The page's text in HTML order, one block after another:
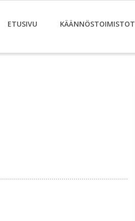
ETUSIVU KÄÄNNÖSTOIMISTOT